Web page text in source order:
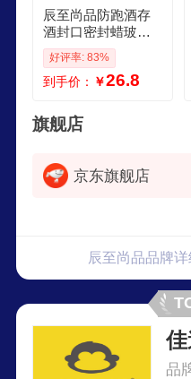
辰至尚品防跑酒存
酒封口密封蜡玻璃
白酒瓶陶瓷酒坛酒
罐藏酒酒具封口密
封腊 500克白色封
业封蜡
好评率: 83%
到手价： ￥26.8
旗舰店
京东旗舰店
辰至尚品品牌
品